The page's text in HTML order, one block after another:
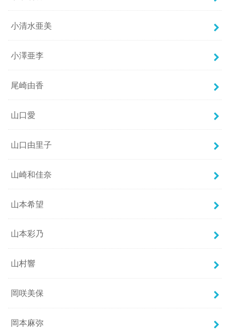
小清水亜美
小澤亜李
尾崎由香
山口愛
山口由里子
山崎和佳奈
山本希望
山本彩乃
山村響
岡咲美保
岡本麻弥